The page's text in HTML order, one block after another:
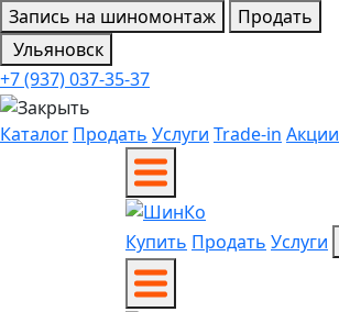
Запись на шиномонтаж
Продать
Ульяновск
+7 (937) 037-35-37
Каталог Продать Услуги Trade-in Акции
Купить Продать Услуги